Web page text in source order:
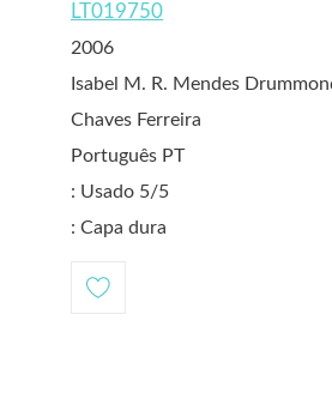
LT019750
2006
Isabel M. R. Mendes
Chaves Ferreira
Português PT
: Usado 5/5
: Capa dura